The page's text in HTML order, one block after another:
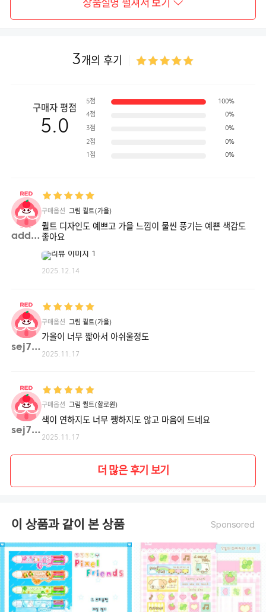
상품설명 펼쳐서 보기
3개의 후기
구매자 평점
5.0
5점 100%
4점 0%
3점 0%
2점 0%
1점 0%
addic**
구매옵션 그림 퀼트(가을)
퀼트 디자인도 예쁘고 가을 느낌이 물씬 풍기는 예쁜 색감도
좋아요
2025.12.14
sej74**
구매옵션 그림 퀼트(가을)
가을이 너무 짧아서 아쉬울정도
2025.11.17
sej74**
구매옵션 그림 퀼트(할로윈)
색이 연하지도 너무 쨍하지도 않고 마음에 드네요
2025.11.17
더 많은 후기 보기
이 상품과 같이 본 상품 Sponsored